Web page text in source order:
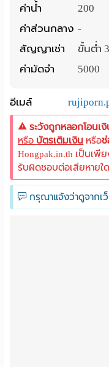
ค่าน้ำ
200
ค่าส่วนกลาง -
สัญญาเช่า
ขั้นต่ำ
ค่ามัดจำ
5000
อีเมล์
ระวังถูกหลอกโอนเ
หรือ บัตรเติมเงิน หรือช่
Hongpak.in.th เป็นเ
รับผิดชอบต่อเสียหาย
กรุณาแจ้งว่าดูจากเ